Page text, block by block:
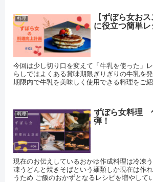
料理
【ずぼら女お
に役立つ簡単レ
今回は少し切り口を変えて「牛乳を使った」
らしではよくある賞味期限ぎりぎりの牛乳を
期限内で牛乳を美味しく使用できる料理をご紹
料理
ずぼら女料理
弾！
現在のお伝えしているおかゆ作成料理は冷凍
凍うどんと焼きそばという麺類しか現在は作
うため ご飯のおかずとなるレシピを増やして